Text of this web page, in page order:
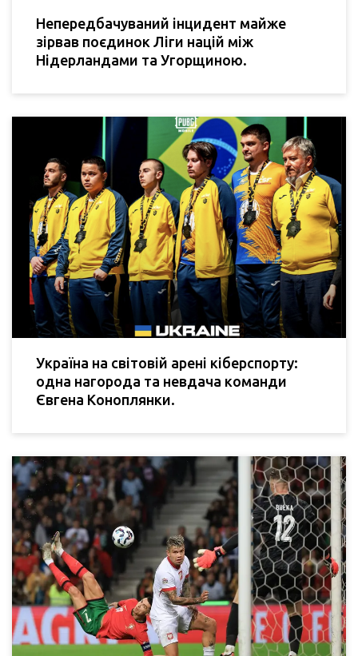
Непередбачуваний інцидент майже
зірвав поєдинок Ліги націй між
Нідерландами та Угорщиною.
Україна на світовій арені кіберспорту:
одна нагорода та невдача команди
Євгена Коноплянки.